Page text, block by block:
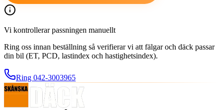
Vi kontrollerar passningen manuellt
Ring oss innan beställning så verifierar vi att fälgar och däck passar
din bil (ET, PCD, lastindex och hastighetsindex).
Ring 042-3003965